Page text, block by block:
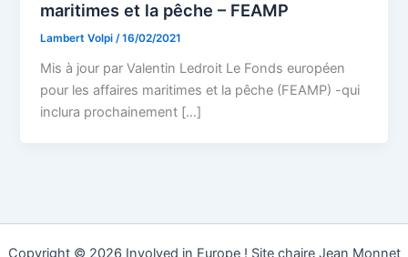
maritimes et la pêche – FEAMP
Lambert Volpi/16/02/2021
Mis à jour par Valentin Ledroit Le Fonds européen
pour les affaires maritimes et la pêche (FEAMP) -qui
inclura prochainement […]
Copyright © 2026 Involved in Europe ! Site chaire Jean Monnet